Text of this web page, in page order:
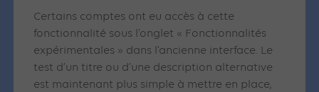
Certains comptes ont eu accès à cette
fonctionnalité sous l’onglet « Fonctionnalités
expérimentales » dans l’ancienne interface. Le
test d’un titre ou d’une description alternative
est maintenant plus simple à mettre en place,